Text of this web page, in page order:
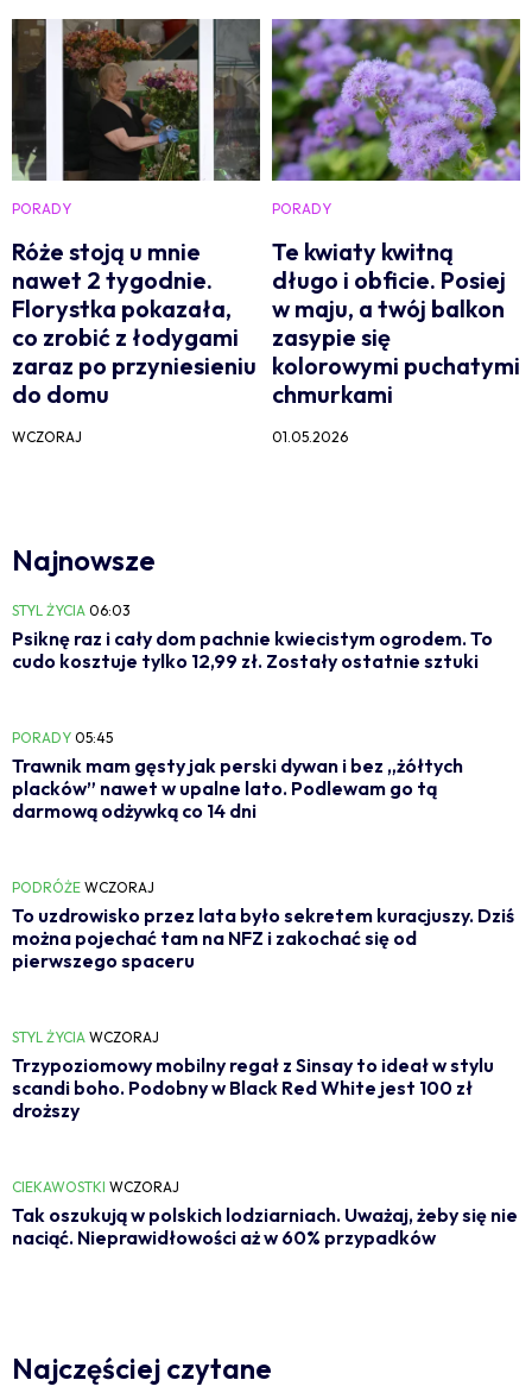
PORADY
Róże stoją u mnie
nawet 2 tygodnie.
Florystka pokazała,
co zrobić z łodygami
zaraz po przyniesieniu
do domu
WCZORAJ
PORADY
Te kwiaty kwitną
długo i obficie. Posiej
w maju, a twój balkon
zasypie się
kolorowymi puchatymi
chmurkami
01.05.2026
Najnowsze
STYL ŻYCIA 06:03
Psiknę raz i cały dom pachnie kwiecistym ogrodem. To
cudo kosztuje tylko 12,99 zł. Zostały ostatnie sztuki
PORADY 05:45
Trawnik mam gęsty jak perski dywan i bez „żółtych
placków” nawet w upalne lato. Podlewam go tą
darmową odżywką co 14 dni
PODRÓŻE WCZORAJ
To uzdrowisko przez lata było sekretem kuracjuszy. Dziś
można pojechać tam na NFZ i zakochać się od
pierwszego spaceru
STYL ŻYCIA WCZORAJ
Trzypoziomowy mobilny regał z Sinsay to ideał w stylu
scandi boho. Podobny w Black Red White jest 100 zł
droższy
CIEKAWOSTKI WCZORAJ
Tak oszukują w polskich lodziarniach. Uważaj, żeby się nie
naciąć. Nieprawidłowości aż w 60% przypadków
Najczęściej czytane